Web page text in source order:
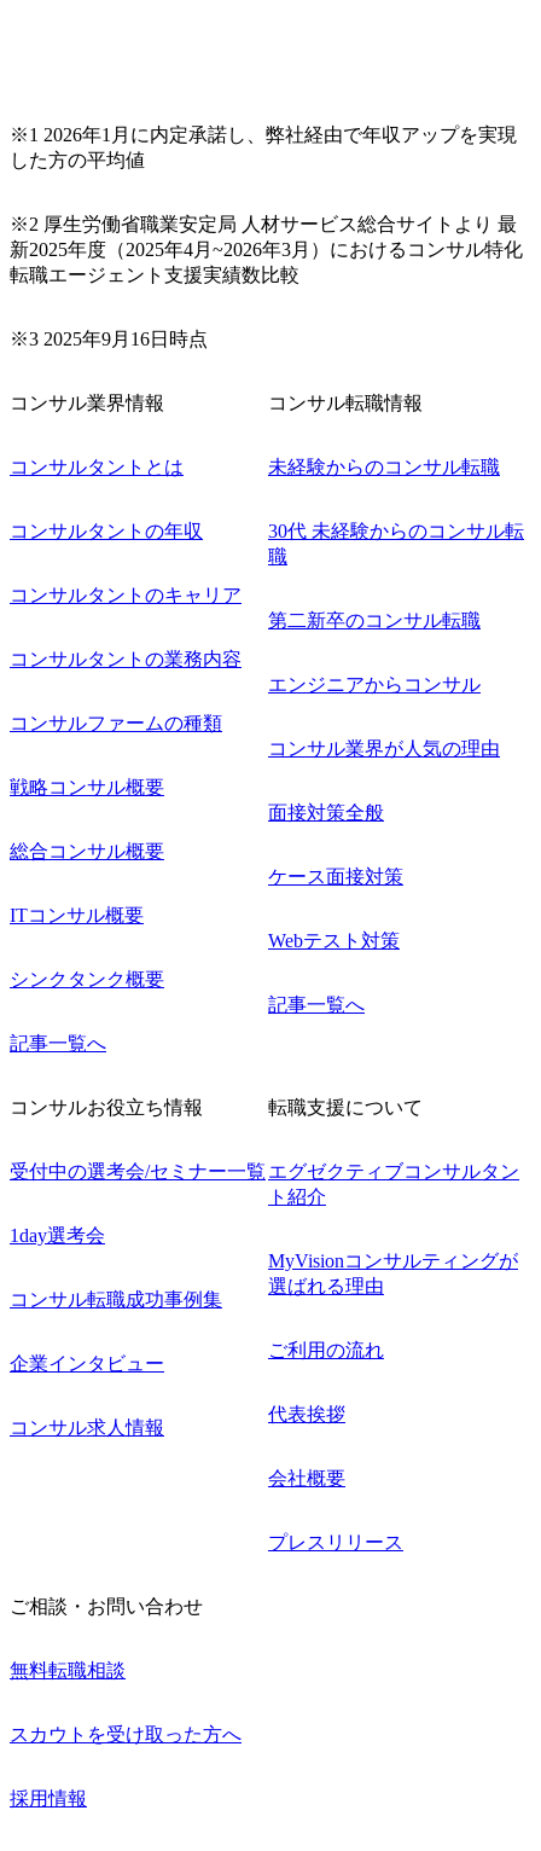
※1 2026年1月に内定承諾し、弊社経由で年収アップを実現
した方の平均値
※2 厚生労働省職業安定局 人材サービス総合サイトより 最
新2025年度（2025年4月~2026年3月）におけるコンサル特化
転職エージェント支援実績数比較
※3 2025年9月16日時点
コンサル業界情報
コンサルタントとは
コンサルタントの年収
コンサルタントのキャリア
コンサルタントの業務内容
コンサルファームの種類
戦略コンサル概要
総合コンサル概要
ITコンサル概要
シンクタンク概要
記事一覧へ
コンサル転職情報
未経験からのコンサル転職
30代 未経験からのコンサル転
職
第二新卒のコンサル転職
エンジニアからコンサル
コンサル業界が人気の理由
面接対策全般
ケース面接対策
Webテスト対策
記事一覧へ
コンサルお役立ち情報
受付中の選考会/セミナー一覧
1day選考会
コンサル転職成功事例集
企業インタビュー
コンサル求人情報
転職支援について
エグゼクティブコンサルタン
ト紹介
MyVisionコンサルティングが
選ばれる理由
ご利用の流れ
代表挨拶
会社概要
プレスリリース
ご相談・お問い合わせ
無料転職相談
スカウトを受け取った方へ
採用情報